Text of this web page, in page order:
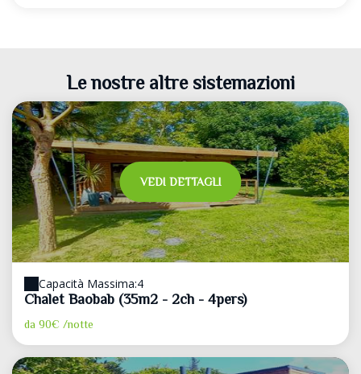
Le nostre altre sistemazioni
VEDI DETTAGLI
Capacità Massima:4
Chalet Baobab (35m2 - 2ch - 4pers)
da 90€ /notte